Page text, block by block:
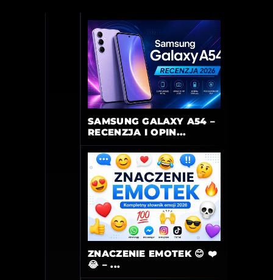
SAMSUNG GALAXY A54 –
RECENZJA I OPIN...
ZNACZENIE EMOTEK 😊 ❤️
😂 – ...